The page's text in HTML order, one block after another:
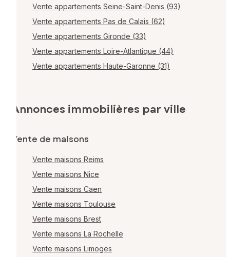
Vente appartements Seine-Saint-Denis (93)
Vente appartements Pas de Calais (62)
Vente appartements Gironde (33)
Vente appartements Loire-Atlantique (44)
Vente appartements Haute-Garonne (31)
Annonces immobilières par ville
Vente de maisons
Vente maisons Reims
Vente maisons Nice
Vente maisons Caen
Vente maisons Toulouse
Vente maisons Brest
Vente maisons La Rochelle
Vente maisons Limoges